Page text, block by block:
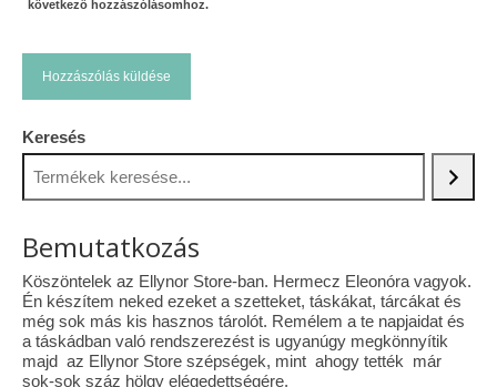
következő hozzászólásomhoz.
Keresés
Bemutatkozás
Köszöntelek az Ellynor Store-ban. Hermecz Eleonóra vagyok.
Én készítem neked ezeket a szetteket, táskákat, tárcákat és
még sok más kis hasznos tárolót. Remélem a te napjaidat és
a táskádban való rendszerezést is ugyanúgy megkönnyítik
majd az Ellynor Store szépségek, mint ahogy tették már
sok-sok száz hölgy elégedettségére.